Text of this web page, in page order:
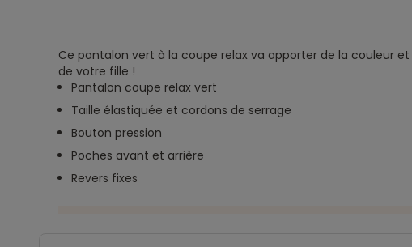
Ce pantalon vert à la coupe relax va apporter de la couleur
de votre fille !
Pantalon coupe relax vert
Taille élastiquée et cordons de serrage
Bouton pression
Poches avant et arrière
Revers fixes